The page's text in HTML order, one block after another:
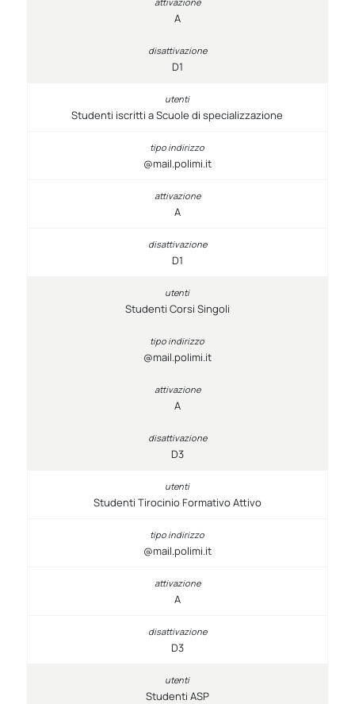
A
D1
Studenti iscritti a Scuole di specializzazione
@mail.polimi.it
A
D1
Studenti Corsi Singoli
@mail.polimi.it
A
D3
Studenti Tirocinio Formativo Attivo
@mail.polimi.it
A
D3
Studenti ASP